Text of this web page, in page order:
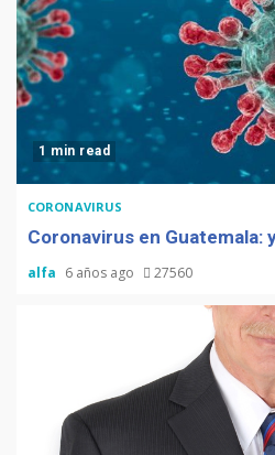
1 min read
CORONAVIRUS
Coronavirus en Guatemala:
alfa 6 años ago 27560